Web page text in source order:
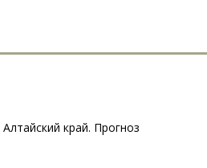
край. Прогноз